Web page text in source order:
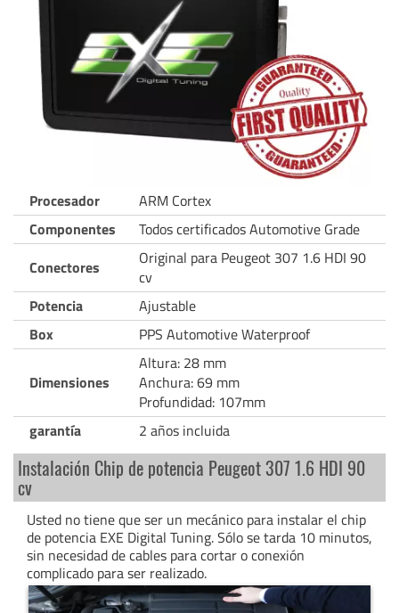
Procesador
ARM Cortex
Componentes
Todos certificados Automotive Grade
Conectores
Original para Peugeot 307 1.6 HDI 90
cv
Potencia
Ajustable
Box
PPS Automotive Waterproof
Dimensiones
Altura: 28 mm
Anchura: 69 mm
Profundidad: 107mm
garantía
2 años incluida
Instalación Chip de potencia Peugeot 307 1.6 HDI 90
cv
Usted no tiene que ser un mecánico para instalar el chip
de potencia EXE Digital Tuning. Sólo se tarda 10 minutos,
sin necesidad de cables para cortar o conexión
complicado para ser realizado.